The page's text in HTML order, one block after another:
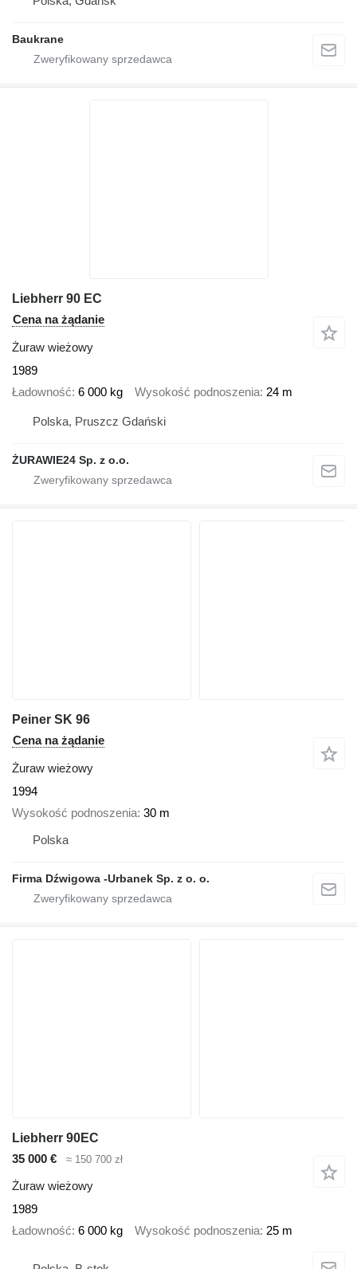
Baukrane
Liebherr 90 EC
Cena na żądanie
Żuraw wieżowy
1989
Ładowność 6 000 kg Wysokość podnoszenia 24 m
Polska, Pruszcz Gdański
ŻURAWIE24 Sp. z o.o.
Peiner SK 96
Cena na żądanie
Żuraw wieżowy
1994
Wysokość podnoszenia 30 m
Polska
Firma Dźwigowa -Urbanek Sp. z o. o.
Liebherr 90EC
35 000 €
≈ 150 700 zł
Żuraw wieżowy
1989
Ładowność 6 000 kg Wysokość podnoszenia 25 m